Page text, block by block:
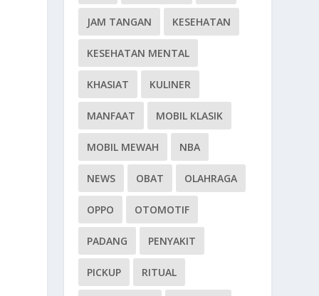
JAM TANGAN KESEHATAN
KESEHATAN MENTAL
KHASIAT KULINER
MANFAAT MOBIL KLASIK
MOBIL MEWAH NBA
NEWS OBAT OLAHRAGA
OPPO OTOMOTIF
PADANG PENYAKIT
PICKUP RITUAL